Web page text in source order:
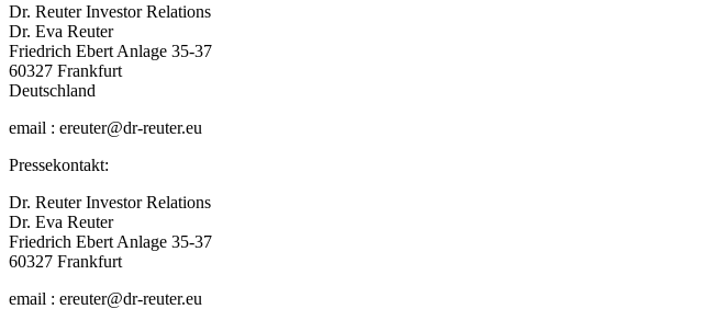
Dr. Reuter Investor Relations
Dr. Eva Reuter
Friedrich Ebert Anlage 35-37
60327 Frankfurt
Deutschland
email : ereuter@dr-reuter.eu
Pressekontakt:
Dr. Reuter Investor Relations
Dr. Eva Reuter
Friedrich Ebert Anlage 35-37
60327 Frankfurt
email : ereuter@dr-reuter.eu